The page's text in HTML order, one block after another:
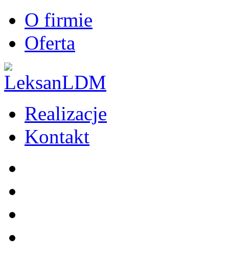
O firmie
Oferta
Realizacje
Kontakt